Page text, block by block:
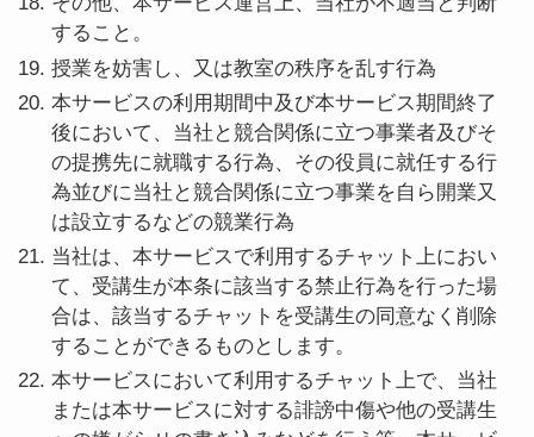
すること。
授業を妨害し、又は教室の秩序を乱す行為
本サービスの利用期間中及び本サービス期間終了
後において、当社と競合関係に立つ事業者及びそ
の提携先に就職する行為、その役員に就任する行
為並びに当社と競合関係に立つ事業を自ら開業又
は設立するなどの競業行為
当社は、本サービスで利用するチャット上におい
て、受講生が本条に該当する禁止行為を行った場
合は、該当するチャットを受講生の同意なく削除
することができるものとします。
本サービスにおいて利用するチャット上で、当社
または本サービスに対する誹謗中傷や他の受講生